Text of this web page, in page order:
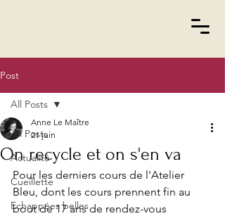
Post
All Posts
Actualité
Cueillette
Echappées belles
All Posts
On recycle et on s'en va
Anne Le Maître
21 juin
Pour les derniers cours de l'Atelier
Bleu, dont les cours prennent fin au
bout de 17 ans de rendez-vous